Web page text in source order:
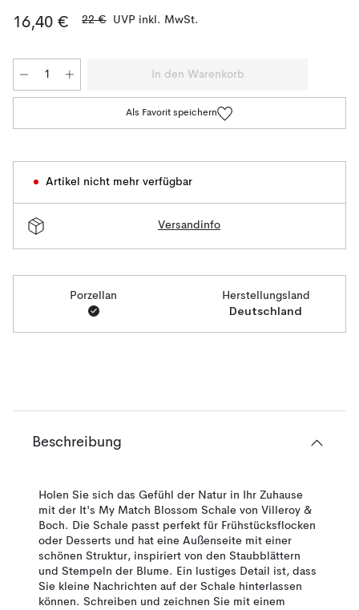
16,40 € 22 € UVP inkl. MwSt.
In den Warenkorb
Als Favorit speichern
Artikel nicht mehr verfügbar
Versandinfo
Porzellan Herstellungsland
Deutschland
Beschreibung
Holen Sie sich das Gefühl der Natur in Ihr Zuhause
mit der It's My Match Blossom Schale von Villeroy &
Boch. Die Schale passt perfekt für Frühstücksflocken
oder Desserts und hat eine Außenseite mit einer
schönen Struktur, inspiriert von den Staubblättern
und Stempeln der Blume. Ein lustiges Detail ist, dass
Sie kleine Nachrichten auf der Schale hinterlassen
können. Schreiben und zeichnen Sie mit einem